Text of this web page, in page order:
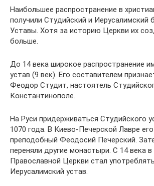
Наибольшее распространение в
получили Студийский и Иерусалимский
Уставы. Хотя за историю Церкви их
больше.
До 14 века широкое распространение
устав (9 век). Его составителем
Феодор Студит, настоятель
Константинополе.
На Руси придерживаться Студийского
1070 года. В Киево-Печерской Лавре
преподобный Феодосий Печерский.
переняли другие монастыри. С 14 века в
Православной Церкви стал
Иерусалимский устав.